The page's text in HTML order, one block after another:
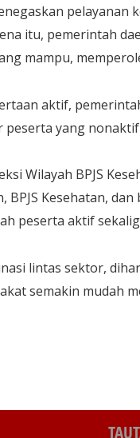
pelayanan
itu, pemerintah
mampu,
aktif,
yang
Wilayah BPJS
BPJS Kesehatan,
peserta aktif
lintas sektor,
semakin mudah